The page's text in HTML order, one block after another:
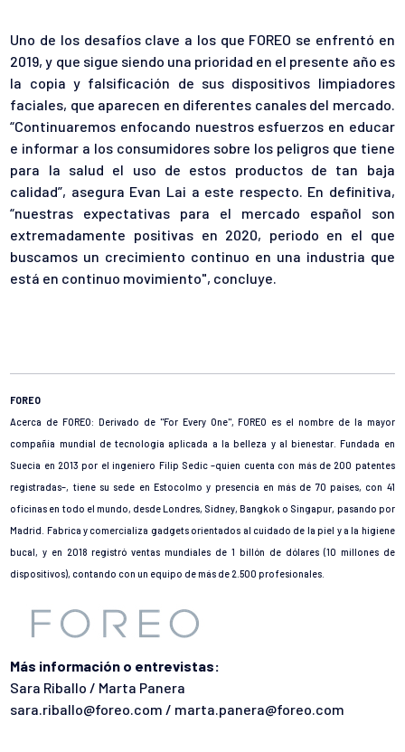
Uno de los desafíos clave a los que FOREO se enfrentó en
2019, y que sigue siendo una prioridad en el presente año es
la copia y falsificación de sus dispositivos limpiadores
faciales, que aparecen en diferentes canales del mercado.
“Continuaremos enfocando nuestros esfuerzos en educar
e informar a los consumidores sobre los peligros que tiene
para la salud el uso de estos productos de tan baja
calidad”, asegura Evan Lai a este respecto. En definitiva,
“nuestras expectativas para el mercado español son
extremadamente positivas en 2020, periodo en el que
buscamos un crecimiento continuo en una industria que
está en continuo movimiento", concluye.
FOREO
Acerca de FOREO: Derivado de "For Every One", FOREO es el nombre de la mayor
compañía mundial de tecnología aplicada a la belleza y al bienestar. Fundada en
Suecia en 2013 por el ingeniero Filip Sedic –quien cuenta con más de 200 patentes
registradas–, tiene su sede en Estocolmo y presencia en más de 70 países, con 41
oficinas en todo el mundo, desde Londres, Sídney, Bangkok o Singapur, pasando por
Madrid. Fabrica y comercializa gadgets orientados al cuidado de la piel y a la higiene
bucal, y en 2018 registró ventas mundiales de 1 billón de dólares (10 millones de
dispositivos), contando con un equipo de más de 2.500 profesionales.
Más información o entrevistas:
Sara Riballo / Marta Panera
sara.riballo@foreo.com / marta.panera@foreo.com